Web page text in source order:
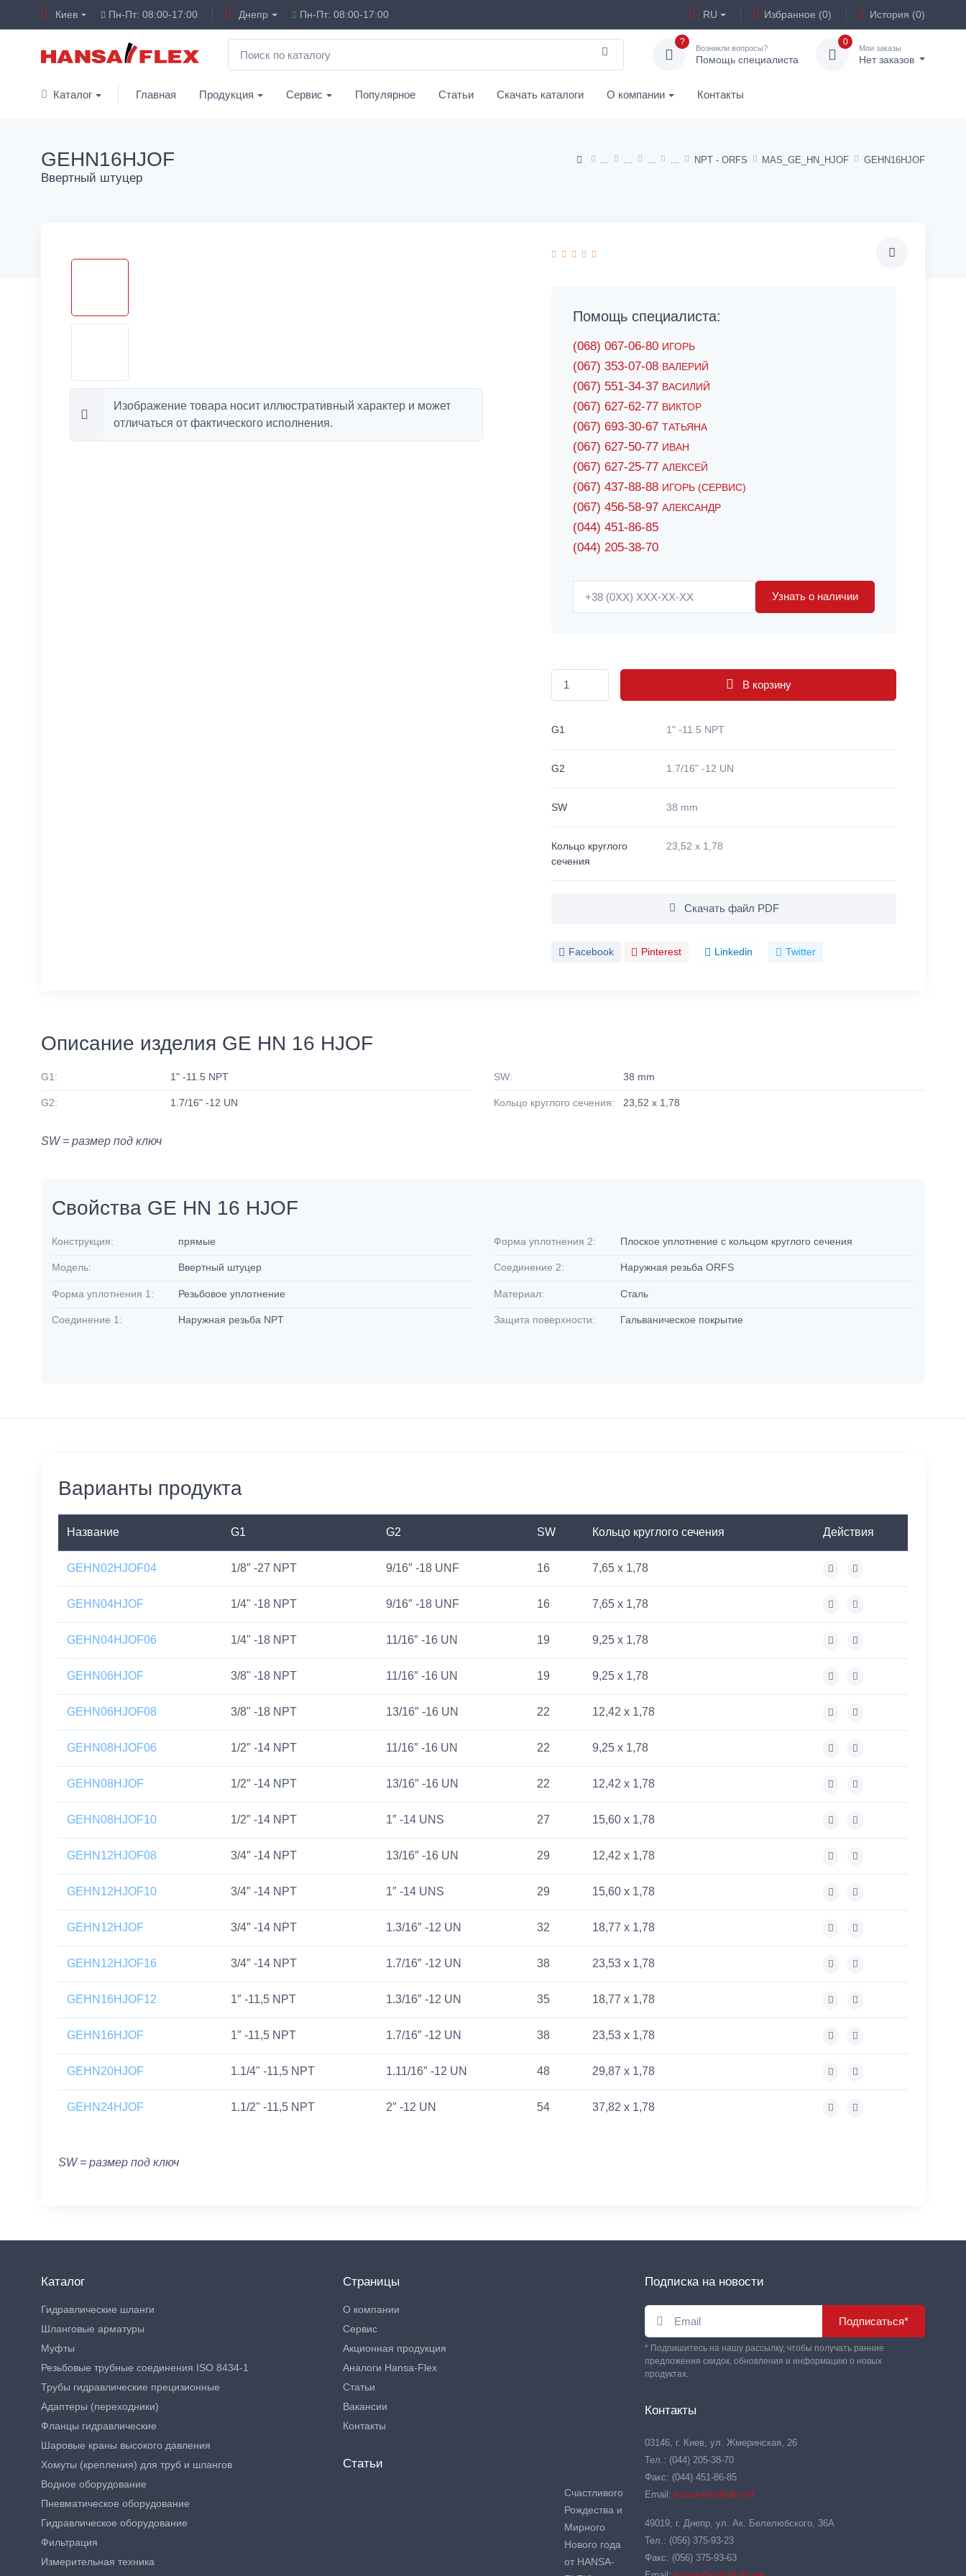
Киев Пн-Пт: 08:00-17:00 Днепр Пн-Пт: 08:00-17:00 RU Избранное (0) История (0)
?
Возникли вопросы?
Помощь специалиста
0
Мои заказы
Нет заказов
Каталог Главная Продукция Сервис Популярное Статьи Скачать каталоги О компании Контакты
NPT - ORFS MAS_GE_HN_HJOF GEHN16HJOF
GEHN16HJOF
Ввертный штуцер
Изображение товара носит иллюстративный характер и может
отличаться от фактического исполнения.
Помощь специалиста:
(068) 067-06-80 ИГОРЬ
(067) 353-07-08 ВАЛЕРИЙ
(067) 551-34-37 ВАСИЛИЙ
(067) 627-62-77 ВИКТОР
(067) 693-30-67 ТАТЬЯНА
(067) 627-50-77 ИВАН
(067) 627-25-77 АЛЕКСЕЙ
(067) 437-88-88 ИГОРЬ (СЕРВИС)
(067) 456-58-97 АЛЕКСАНДР
(044) 451-86-85
(044) 205-38-70
Узнать о наличии
В корзину
G1 1" -11.5 NPT
G2 1.7/16" -12 UN
SW 38 mm
Кольцо круглого
сечения
23,52 x 1,78
Скачать файл PDF
Facebook Pinterest Linkedin Twitter
Описание изделия GE HN 16 HJOF
G1: 1" -11.5 NPT
G2: 1.7/16" -12 UN
SW: 38 mm
Кольцо круглого сечения: 23,52 x 1,78
SW = размер под ключ
Свойства GE HN 16 HJOF
Конструкция: прямые
Модель: Ввертный штуцер
Форма уплотнения 1: Резьбовое уплотнение
Соединение 1: Наружная резьба NPT
Форма уплотнения 2: Плоское уплотнение с кольцом круглого сечения
Соединение 2: Наружная резьба ORFS
Материал: Сталь
Защита поверхности: Гальваническое покрытие
Варианты продукта
Название G1 G2 SW Кольцо круглого сечения Действия
GEHN02HJOF04 1/8″ -27 NPT 9/16″ -18 UNF 16 7,65 x 1,78
GEHN04HJOF 1/4" -18 NPT 9/16″ -18 UNF 16 7,65 x 1,78
GEHN04HJOF06 1/4" -18 NPT 11/16″ -16 UN 19 9,25 x 1,78
GEHN06HJOF 3/8" -18 NPT 11/16″ -16 UN 19 9,25 x 1,78
GEHN06HJOF08 3/8" -18 NPT 13/16″ -16 UN 22 12,42 x 1,78
GEHN08HJOF06 1/2″ -14 NPT 11/16″ -16 UN 22 9,25 x 1,78
GEHN08HJOF 1/2″ -14 NPT 13/16″ -16 UN 22 12,42 x 1,78
GEHN08HJOF10 1/2″ -14 NPT 1″ -14 UNS 27 15,60 x 1,78
GEHN12HJOF08 3/4″ -14 NPT 13/16″ -16 UN 29 12,42 x 1,78
GEHN12HJOF10 3/4″ -14 NPT 1″ -14 UNS 29 15,60 x 1,78
GEHN12HJOF 3/4″ -14 NPT 1.3/16″ -12 UN 32 18,77 x 1,78
GEHN12HJOF16 3/4″ -14 NPT 1.7/16″ -12 UN 38 23,53 x 1,78
GEHN16HJOF12 1″ -11,5 NPT 1.3/16″ -12 UN 35 18,77 x 1,78
GEHN16HJOF 1″ -11,5 NPT 1.7/16″ -12 UN 38 23,53 x 1,78
GEHN20HJOF 1.1/4" -11,5 NPT 1.11/16″ -12 UN 48 29,87 x 1,78
GEHN24HJOF 1.1/2" -11,5 NPT 2″ -12 UN 54 37,82 x 1,78
SW = размер под ключ
Каталог
Гидравлические шланги
Шланговые арматуры
Муфты
Резьбовые трубные соединения ISO 8434-1
Трубы гидравлические прецизионные
Адаптеры (переходники)
Фланцы гидравлические
Шаровые краны высокого давления
Хомуты (крепления) для труб и шлангов
Водное оборудование
Пневматическое оборудование
Гидравлическое оборудование
Фильтрация
Измерительная техника
Страницы
О компании
Сервис
Акционная продукция
Аналоги Hansa-Flex
Статьи
Вакансии
Контакты
Статьи
Счастливого
Рождества и
Мирного
Нового года
от HANSA-
Подписка на новости
Подписаться*
* Подпишитесь на нашу рассылку, чтобы получать ранние
предложения скидок, обновления и информацию о новых
продуктах.
Контакты
03146, г. Киев, ул. Жмеринская, 26
Тел.: (044) 205-38-70
Факс: (044) 451-86-85
Email: hansa-flex@ukr.net
49019, г. Днепр, ул. Ак. Белелюбского, 36А
Тел.: (056) 375-93-23
Факс: (056) 375-93-63